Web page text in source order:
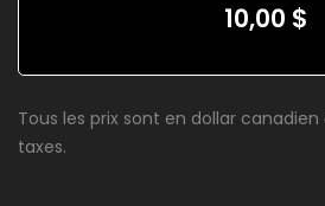
10,00 $
Tous les prix sont en dollar
taxes.